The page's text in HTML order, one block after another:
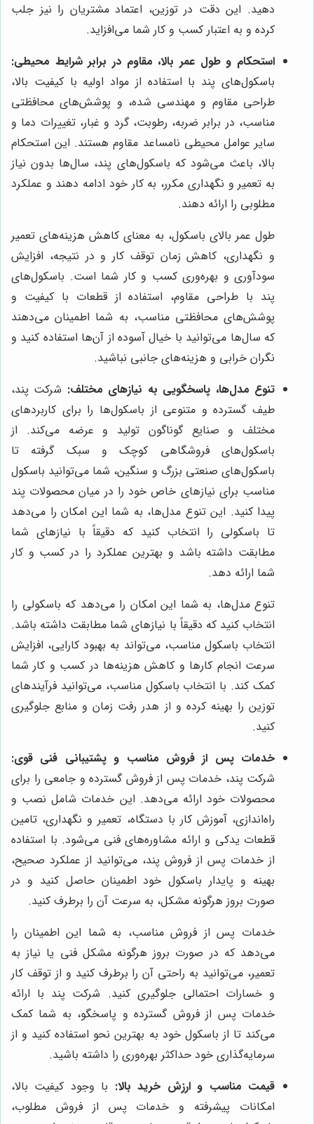
دهید. این دقت در توزین، اعتماد مشتریان را نیز جلب
کرده و به اعتبار کسب و کار شما می‌افزاید.
استحکام و طول عمر بالا، مقاوم در برابر شرایط محیطی:
باسکول‌های پند با استفاده از مواد اولیه با کیفیت بالا،
طراحی مقاوم و مهندسی شده، و پوشش‌های محافظتی
مناسب، در برابر ضربه، رطوبت، گرد و غبار، تغییرات دما و
سایر عوامل محیطی نامساعد مقاوم هستند. این استحکام
بالا، باعث می‌شود که باسکول‌های پند، سال‌ها بدون نیاز
به تعمیر و نگهداری مکرر، به کار خود ادامه دهند و عملکرد
مطلوبی را ارائه دهند.
طول عمر بالای باسکول، به معنای کاهش هزینه‌های تعمیر
و نگهداری، کاهش زمان توقف کار و در نتیجه، افزایش
سودآوری و بهره‌وری کسب و کار شما است. باسکول‌های
پند با طراحی مقاوم، استفاده از قطعات با کیفیت و
پوشش‌های محافظتی مناسب، به شما اطمینان می‌دهند
که سال‌ها می‌توانید با خیال آسوده از آن‌ها استفاده کنید و
نگران خرابی و هزینه‌های جانبی نباشید.
تنوع مدل‌ها، پاسخگویی به نیازهای مختلف: شرکت پند،
طیف گسترده و متنوعی از باسکول‌ها را برای کاربردهای
مختلف و صنایع گوناگون تولید و عرضه می‌کند. از
باسکول‌های فروشگاهی کوچک و سبک گرفته تا
باسکول‌های صنعتی بزرگ و سنگین، شما می‌توانید باسکول
مناسب برای نیازهای خاص خود را در میان محصولات پند
پیدا کنید. این تنوع مدل‌ها، به شما این امکان را می‌دهد
تا باسکولی را انتخاب کنید که دقیقاً با نیازهای شما
مطابقت داشته باشد و بهترین عملکرد را در کسب و کار
شما ارائه دهد.
تنوع مدل‌ها، به شما این امکان را می‌دهد که باسکولی را
انتخاب کنید که دقیقاً با نیازهای شما مطابقت داشته باشد.
انتخاب باسکول مناسب، می‌تواند به بهبود کارایی، افزایش
سرعت انجام کارها و کاهش هزینه‌ها در کسب و کار شما
کمک کند. با انتخاب باسکول مناسب، می‌توانید فرآیندهای
توزین را بهینه کرده و از هدر رفت زمان و منابع جلوگیری
کنید.
خدمات پس از فروش مناسب و پشتیبانی فنی قوی:
شرکت پند، خدمات پس از فروش گسترده و جامعی را برای
محصولات خود ارائه می‌دهد. این خدمات شامل نصب و
راه‌اندازی، آموزش کار با دستگاه، تعمیر و نگهداری، تامین
قطعات یدکی و ارائه مشاوره‌های فنی می‌شود. با استفاده
از خدمات پس از فروش پند، می‌توانید از عملکرد صحیح،
بهینه و پایدار باسکول خود اطمینان حاصل کنید و در
صورت بروز هرگونه مشکل، به سرعت آن را برطرف کنید.
خدمات پس از فروش مناسب، به شما این اطمینان را
می‌دهد که در صورت بروز هرگونه مشکل فنی یا نیاز به
تعمیر، می‌توانید به راحتی آن را برطرف کنید و از توقف کار
و خسارات احتمالی جلوگیری کنید. شرکت پند با ارائه
خدمات پس از فروش گسترده و پاسخگو، به شما کمک
می‌کند تا از باسکول خود به بهترین نحو استفاده کنید و از
سرمایه‌گذاری خود حداکثر بهره‌وری را داشته باشید.
قیمت مناسب و ارزش خرید بالا: با وجود کیفیت بالا،
امکانات پیشرفته و خدمات پس از فروش مطلوب،